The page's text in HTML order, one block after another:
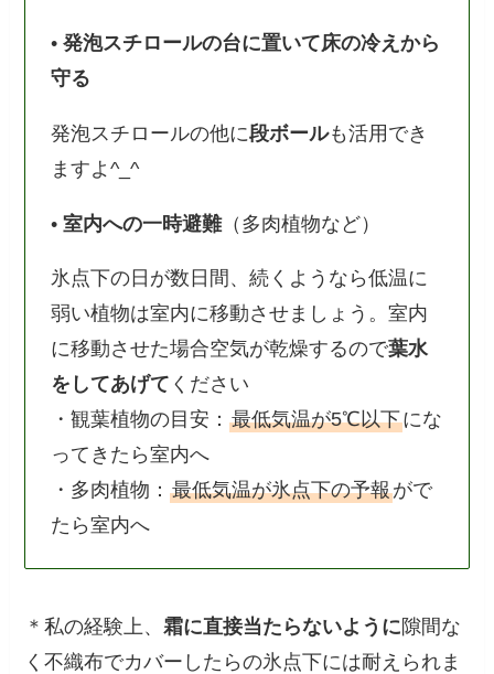
• 発泡スチロールの台に置いて床の冷えから
守る
発泡スチロールの他に段ボールも活用でき
ますよ^_^
• 室内への一時避難（多肉植物など）
氷点下の日が数日間、続くようなら低温に
弱い植物は室内に移動させましょう。室内
に移動させた場合空気が乾燥するので葉水
をしてあげて ください
・観葉植物の目安： 最低気温が5℃以下にな
ってきたら室内へ
・多肉植物： 最低気温が氷点下の予報がで
たら室内へ
＊私の経験上、 霜に直接当たらないように隙間な
く不織布でカバーしたらの氷点下には耐えられま